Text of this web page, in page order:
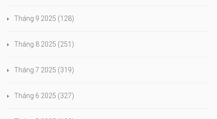
Tháng 9 2025 (128)
Tháng 8 2025 (251)
Tháng 7 2025 (319)
Tháng 6 2025 (327)